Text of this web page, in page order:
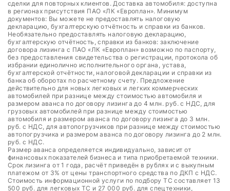
сделки для повторных клиентов. Доставка автомобиля: доступна
в регионах присутствия ПАО «ЛК «Европлан». Минимум
документов: Вы можете не предоставлять налоговую
декларацию, бухгалтерскую отчётность и справки из банков.
Необязательно предоставлять налоговую декларацию,
бухгалтерскую отчётность, справки из банков: заключение
договора лизинга с ПАО «ЛК «Европлан» возможно по паспорту,
без предоставления свидетельства о регистрации, протокола об
избрании единолично исполнительного органа, устава,
бухгалтерской отчётности, налоговой декларации и справки из
банка об оборотах по расчетному счету. Предложение
действительно для новых легковых и легких коммерческих
автомобилей при разнице между стоимостью автомобиля и
размером аванса по договору лизинга до 4 млн. руб. с НДС, для
грузовых автомобилей при разнице между стоимостью
автомобиля и размером аванса по договору лизинга до 3 млн.
руб. с НДС, для автопогрузчиков при разнице между стоимостью
автопогрузчика и размером аванса по договору лизинга до 2 млн.
руб. с НДС.
Размер аванса определяется индивидуально, зависит от
финансовых показателей бизнеса и типа приобретаемой техники.
Срок лизинга от 1 года, расчёт приведён в рублях и с выкупным
платежом от 3% от цены транспортного средства по ДКП с НДС.
Стоимость информационной услуги по подбору ТС составляет 13
500 руб. для легковых ТС и 27 000 руб. для спецтехники,